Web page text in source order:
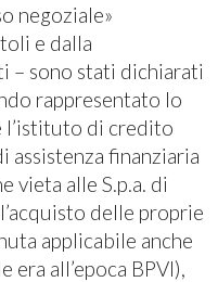
negoziale»
e dalla
– sono stati dichiarati
rappresentato lo
l’istituto di credito
finanziaria
vieta alle S.p.a. di
delle proprie
applicabile anche
era all’epoca BPVI),